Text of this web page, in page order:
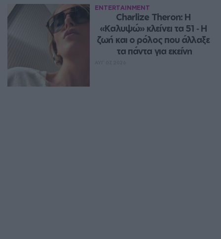
ENTERTAINMENT
Charlize Theron: Η
«Καλυψώ» κλείνει τα 51 ‑ H
ζωή και ο ρόλος που άλλαξε
τα πάντα για εκείνη